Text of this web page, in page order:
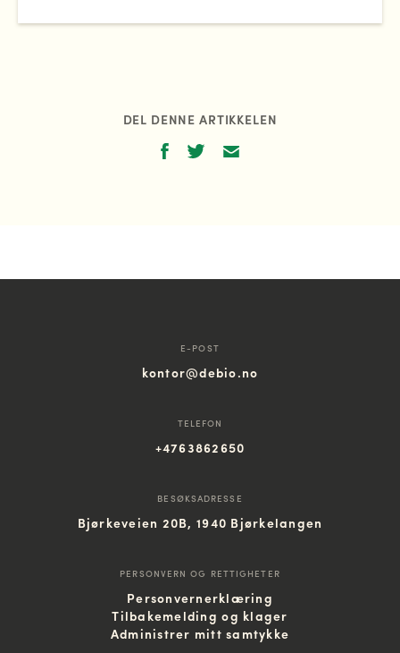
DEL DENNE ARTIKKELEN
E-POST
kontor@debio.no
TELEFON
+4763862650
BESØKSADRESSE
Bjørkeveien 20B, 1940 Bjørkelangen
PERSONVERN OG RETTIGHETER
Personvernerklæring
Tilbakemelding og klager
Administrer mitt samtykke